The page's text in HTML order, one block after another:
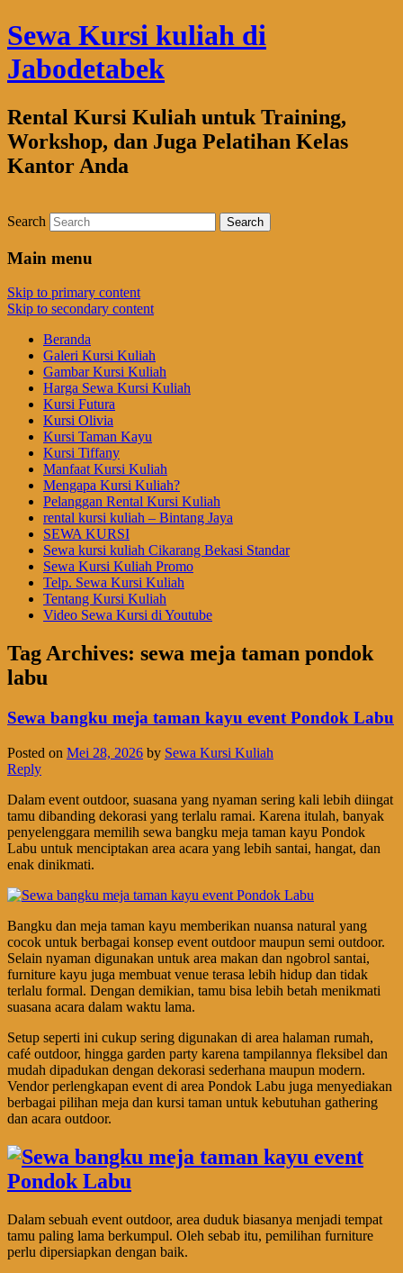
Sewa Kursi kuliah di
Jabodetabek
Rental Kursi Kuliah untuk Training,
Workshop, dan Juga Pelatihan Kelas
Kantor Anda
Search
Main menu
Skip to primary content
Skip to secondary content
Beranda
Galeri Kursi Kuliah
Gambar Kursi Kuliah
Harga Sewa Kursi Kuliah
Kursi Futura
Kursi Olivia
Kursi Taman Kayu
Kursi Tiffany
Manfaat Kursi Kuliah
Mengapa Kursi Kuliah?
Pelanggan Rental Kursi Kuliah
rental kursi kuliah – Bintang Jaya
SEWA KURSI
Sewa kursi kuliah Cikarang Bekasi Standar
Sewa Kursi Kuliah Promo
Telp. Sewa Kursi Kuliah
Tentang Kursi Kuliah
Video Sewa Kursi di Youtube
Tag Archives: sewa meja taman pondok
labu
Sewa bangku meja taman kayu event Pondok Labu
Posted on Mei 28, 2026 by Sewa Kursi Kuliah
Reply
Dalam event outdoor, suasana yang nyaman sering kali lebih diingat
tamu dibanding dekorasi yang terlalu ramai. Karena itulah, banyak
penyelenggara memilih sewa bangku meja taman kayu Pondok
Labu untuk menciptakan area acara yang lebih santai, hangat, dan
enak dinikmati.
Bangku dan meja taman kayu memberikan nuansa natural yang
cocok untuk berbagai konsep event outdoor maupun semi outdoor.
Selain nyaman digunakan untuk area makan dan ngobrol santai,
furniture kayu juga membuat venue terasa lebih hidup dan tidak
terlalu formal. Dengan demikian, tamu bisa lebih betah menikmati
suasana acara dalam waktu lama.
Setup seperti ini cukup sering digunakan di area halaman rumah,
café outdoor, hingga garden party karena tampilannya fleksibel dan
mudah dipadukan dengan dekorasi sederhana maupun modern.
Vendor perlengkapan event di area Pondok Labu juga menyediakan
berbagai pilihan meja dan kursi taman untuk kebutuhan gathering
dan acara outdoor.
Dalam sebuah event outdoor, area duduk biasanya menjadi tempat
tamu paling lama berkumpul. Oleh sebab itu, pemilihan furniture
perlu dipersiapkan dengan baik.